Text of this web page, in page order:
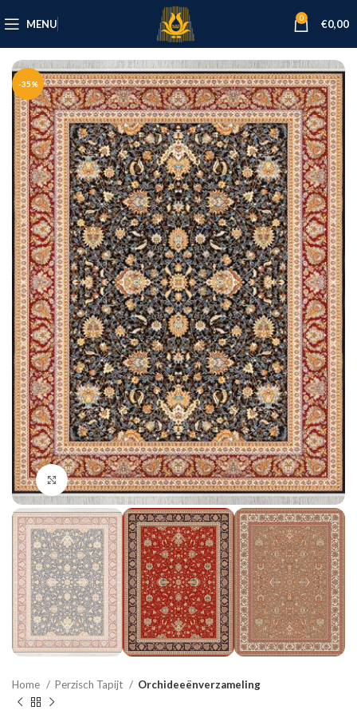
MENU 0 €0,00
-35%
Click to enlarge
Home Perzisch Tapijt Orchideeënverzameling